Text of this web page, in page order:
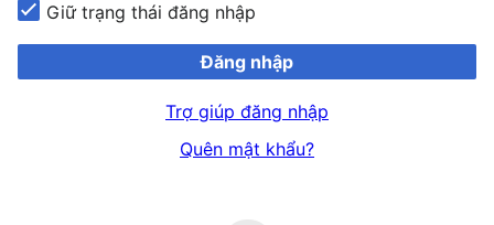
Giữ trạng thái đăng nhập
Đăng nhập
Trợ giúp đăng nhập
Quên mật khẩu?